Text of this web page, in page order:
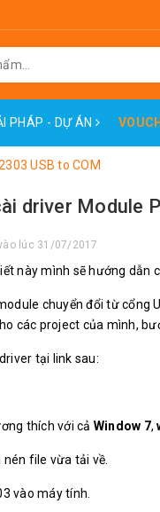
PHÁP - DỰ ÁN
USB to COM
driver Module
lúc 31/07/2017
này mình sẽ hướng dẫn
chuyển đổi từ cổng
các project của mình,
tại link sau:
thích với cả Window 7,
file vừa tải về.
vào máy tính.